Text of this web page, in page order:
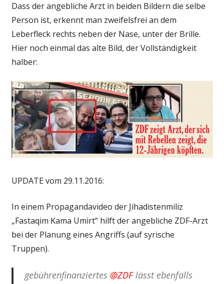
Dass der angebliche Arzt in beiden Bildern die selbe
Person ist, erkennt man zweifelsfrei an dem
Leberfleck rechts neben der Nase, unter der Brille.
Hier noch einmal das alte Bild, der Vollständigkeit
halber:
UPDATE vom 29.11.2016:
In einem Propagandavideo der Jihadistenmiliz
„Fastaqim Kama Umirt“ hilft der angebliche ZDF-Arzt
bei der Planung eines Angriffs (auf syrische
Truppen).
gebührenfinanziertes @ZDFlässt ebenfalls